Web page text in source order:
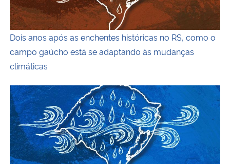
Dois anos após as enchentes históricas no RS, como o
campo gaúcho está se adaptando às mudanças
climáticas
El Niño volta ao radar no RS: especialistas da UFSM